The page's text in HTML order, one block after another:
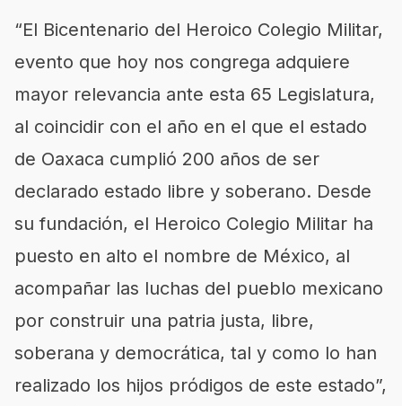
“El Bicentenario del Heroico Colegio Militar,
evento que hoy nos congrega adquiere
mayor relevancia ante esta 65 Legislatura,
al coincidir con el año en el que el estado
de Oaxaca cumplió 200 años de ser
declarado estado libre y soberano. Desde
su fundación, el Heroico Colegio Militar ha
puesto en alto el nombre de México, al
acompañar las luchas del pueblo mexicano
por construir una patria justa, libre,
soberana y democrática, tal y como lo han
realizado los hijos pródigos de este estado”,